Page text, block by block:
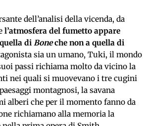
dell’analisi della vicenda, da
l’atmosfera del fumetto appare
di Boneche non a quella di
sia un umano, Tuki, il mondo
passi richiama molto da vicino la
nei quali si muovevano i tre cugini
montagnosi, la savana
alberi che per il momento fanno da
richiamano alla memoria la